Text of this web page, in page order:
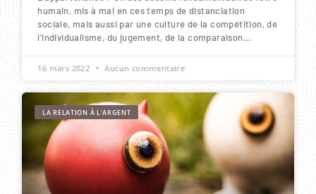
humain, mis à mal en ces temps de distanciation
sociale, mais aussi par une culture de la compétition, de
l’individualisme, du jugement, de la comparaison…
16 mars 2022 Aucun commentaire
LA RELATION À L'ARGENT